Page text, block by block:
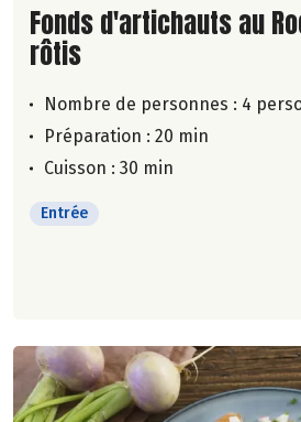
Lire la suite de la
Fonds d'artichauts au
rôtis
Nombre de personnes : 4
Préparation : 20 min
Cuisson : 30 min
Entrée